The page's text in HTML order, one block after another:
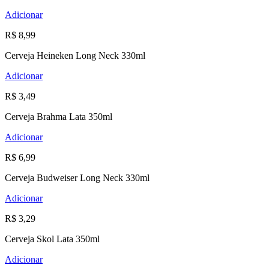
Adicionar
R$ 8,99
Cerveja Heineken Long Neck 330ml
Adicionar
R$ 3,49
Cerveja Brahma Lata 350ml
Adicionar
R$ 6,99
Cerveja Budweiser Long Neck 330ml
Adicionar
R$ 3,29
Cerveja Skol Lata 350ml
Adicionar